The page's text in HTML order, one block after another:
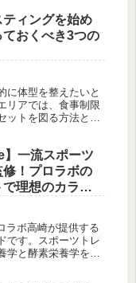
ィングを始め
おくべき3つの
に体型を整えたいと
リアでは、食事制限
ットを図る方法とし
】一流スポーツ
修！プロラボの
理想のカラダ
ラボ高崎が提供する
です。スポーツトレ
学と酵素栄養学を融